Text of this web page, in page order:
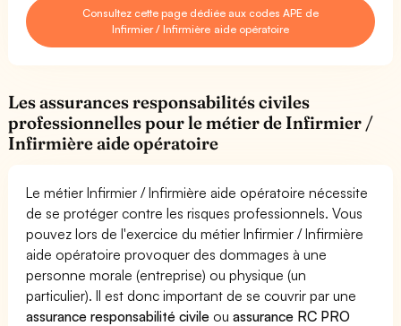
Consultez cette page dédiée aux codes APE de
Infirmier / Infirmière aide opératoire
Les assurances responsabilités civiles
professionnelles pour le métier de Infirmier /
Infirmière aide opératoire
Le métier Infirmier / Infirmière aide opératoire nécessite
de se protéger contre les risques professionnels. Vous
pouvez lors de l'exercice du métier Infirmier / Infirmière
aide opératoire provoquer des dommages à une
personne morale (entreprise) ou physique (un
particulier). Il est donc important de se couvrir par une
assurance responsabilité civile ouassurance RC PRO